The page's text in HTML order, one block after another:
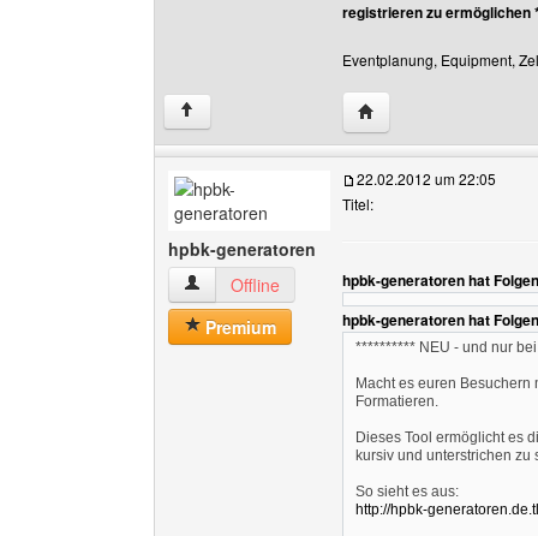
registrieren zu ermöglichen
Eventplanung, Equipment,
↑ Website dieses
hpbk-generatoren
hpbk-generatoren Benutzer-Profile anzeigen
Offline
Premium
22.02.2012 um 22:05
Titel:
hpbk-generatoren hat
hpbk-generatoren hat
********** NEU - und nur
Macht es euren
Formatieren.
Dieses Tool ermöglicht es
kursiv und unterstrichen zu
So sieht es aus:
http://hpbk-